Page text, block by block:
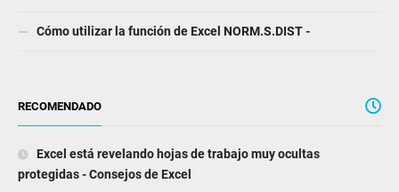
Cómo utilizar la función de Excel NORM.S.DIST -
RECOMENDADO
Excel está revelando hojas de trabajo muy ocultas
protegidas - Consejos de Excel